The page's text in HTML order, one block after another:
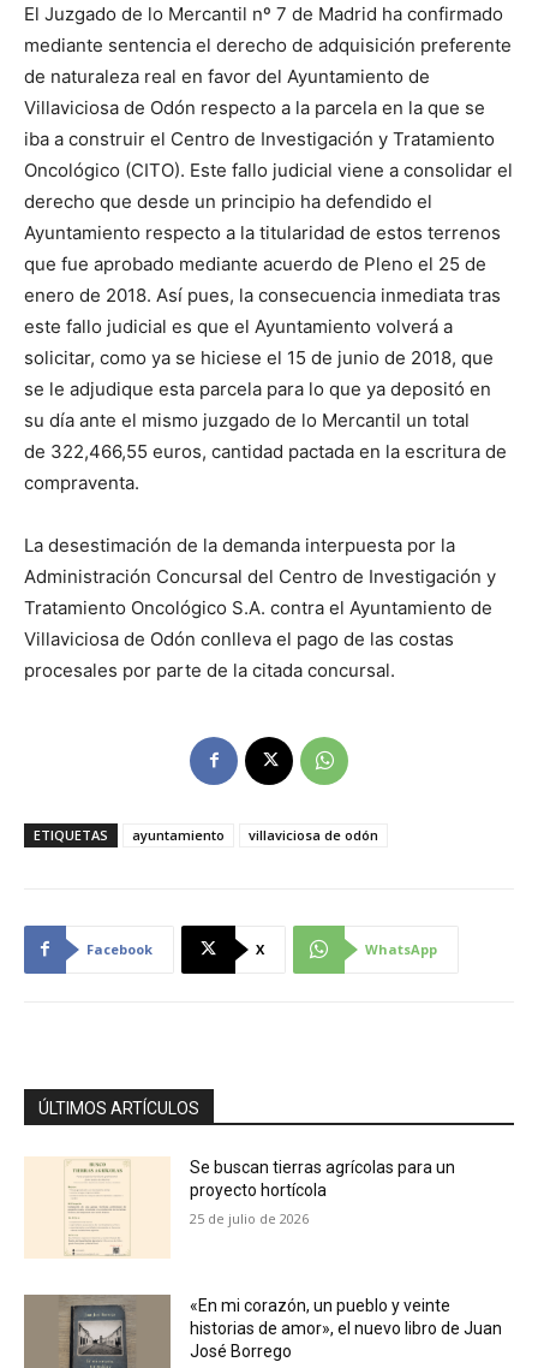
El Juzgado de lo Mercantil nº 7 de Madrid ha confirmado
mediante sentencia el derecho de adquisición preferente
de naturaleza real en favor del Ayuntamiento de
Villaviciosa de Odón respecto a la parcela en la que se
iba a construir el Centro de Investigación y Tratamiento
Oncológico (CITO). Este fallo judicial viene a consolidar el
derecho que desde un principio ha defendido el
Ayuntamiento respecto a la titularidad de estos terrenos
que fue aprobado mediante acuerdo de Pleno el 25 de
enero de 2018. Así pues, la consecuencia inmediata tras
este fallo judicial es que el Ayuntamiento volverá a
solicitar, como ya se hiciese el 15 de junio de 2018, que
se le adjudique esta parcela para lo que ya depositó en
su día ante el mismo juzgado de lo Mercantil un total
de 322,466,55 euros, cantidad pactada en la escritura de
compraventa.
La desestimación de la demanda interpuesta por la
Administración Concursal del Centro de Investigación y
Tratamiento Oncológico S.A. contra el Ayuntamiento de
Villaviciosa de Odón conlleva el pago de las costas
procesales por parte de la citada concursal.
ETIQUETAS ayuntamiento villaviciosa de odón
Facebook X WhatsApp
ÚLTIMOS ARTÍCULOS
Se buscan tierras agrícolas para un
proyecto hortícola
25 de julio de 2026
«En mi corazón, un pueblo y veinte
historias de amor», el nuevo libro de Juan
José Borrego